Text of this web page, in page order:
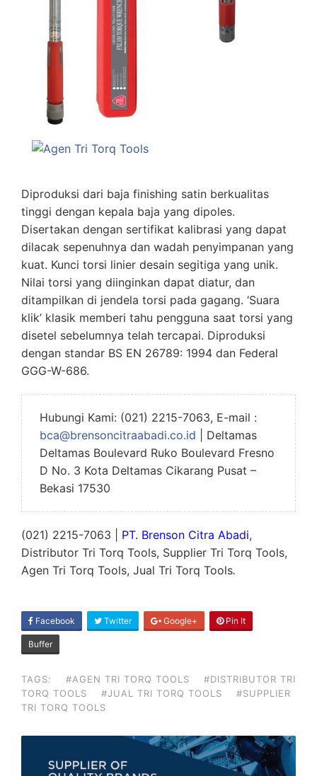
Diproduksi dari baja finishing satin berkualitas
tinggi dengan kepala baja yang dipoles.
Disertakan dengan sertifikat kalibrasi yang dapat
dilacak sepenuhnya dan wadah penyimpanan yang
kuat. Kunci torsi linier desain segitiga yang unik.
Nilai torsi yang diinginkan dapat diatur, dan
ditampilkan di jendela torsi pada gagang. ‘Suara
klik’ klasik memberi tahu pengguna saat torsi yang
disetel sebelumnya telah tercapai. Diproduksi
dengan standar BS EN 26789: 1994 dan Federal
GGG-W-686.
Hubungi Kami: (021) 2215-7063, E-mail :
bca@brensoncitraabadi.co.id | Deltamas
Deltamas Boulevard Ruko Boulevard Fresno
D No. 3 Kota Deltamas Cikarang Pusat –
Bekasi 17530
(021) 2215-7063 | PT. Brenson Citra Abadi,
Distributor Tri Torq Tools, Supplier Tri Torq Tools,
Agen Tri Torq Tools, Jual Tri Torq Tools.
SHARE
ON
Facebook Twitter Google+ Pin It
Buffer
TAGS: #AGEN TRI TORQ TOOLS
#DISTRIBUTOR TRI
TORQ TOOLS
#JUAL TRI TORQ TOOLS
#SUPPLIER
TRI TORQ TOOLS